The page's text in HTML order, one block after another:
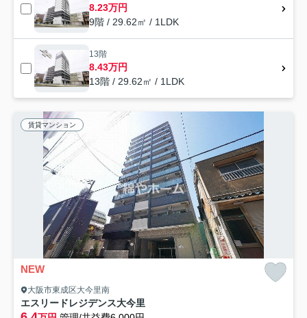
8.23万円
9階 / 29.62㎡ / 1LDK
13階
8.43万円
13階 / 29.62㎡ / 1LDK
賃貸マンション
NEW
大阪市東成区大今里南
エスリードレジデンス大今里